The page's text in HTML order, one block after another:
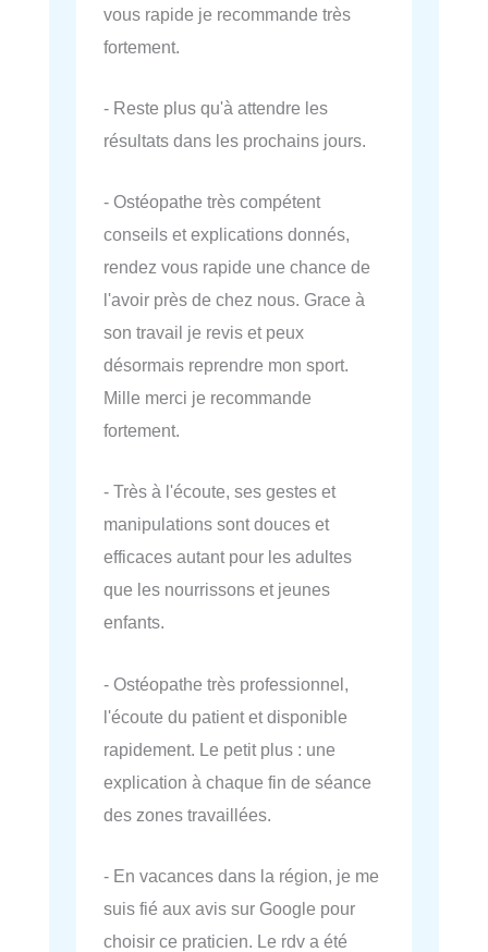
vous rapide je recommande très
fortement.
- Reste plus qu'à attendre les
résultats dans les prochains jours.
- Ostéopathe très compétent
conseils et explications donnés,
rendez vous rapide une chance de
l'avoir près de chez nous. Grace à
son travail je revis et peux
désormais reprendre mon sport.
Mille merci je recommande
fortement.
- Très à l'écoute, ses gestes et
manipulations sont douces et
efficaces autant pour les adultes
que les nourrissons et jeunes
enfants.
- Ostéopathe très professionnel,
l'écoute du patient et disponible
rapidement. Le petit plus : une
explication à chaque fin de séance
des zones travaillées.
- En vacances dans la région, je me
suis fié aux avis sur Google pour
choisir ce praticien. Le rdv a été